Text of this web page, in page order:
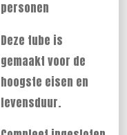
personen
Deze tube is
gemaakt voor de
hoogste eisen en
levensduur.